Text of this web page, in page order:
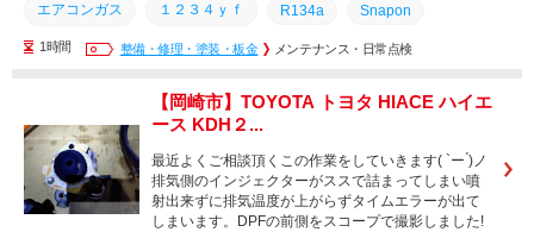
エアコンガス １２３４ｙｆ R134a Snapon
エアコンステーション スナップオン 修理 点検
知立市 豊橋市 豊川市 幸田町
安城市 蒲郡市 刈谷市
愛知県
1時間 整備・修理・塗装・板金 メンテナンス・日常点検
【岡崎市】TOYOTA トヨタ HIACE ハイエ
ース KDH２...
最近よくご相談頂くこの作業をしていきます( `ー ́)ノ
排気側のインジェクターがススで詰まってしまい噴
射出来ずに排気温度が上がらずタイムエラーが出て
しまいます。DPFの前側をスコープで撮影しました!